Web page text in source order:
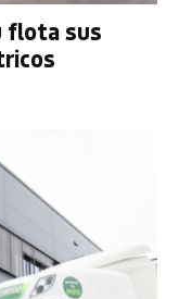
flota sus